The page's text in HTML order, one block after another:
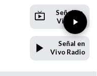
Señal en
Vivo TV
Señal en
Vivo Radio